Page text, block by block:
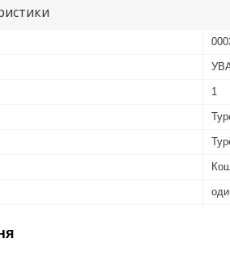
1